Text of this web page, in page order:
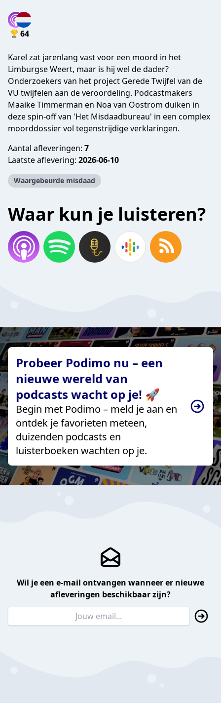
64
Karel zat jarenlang vast voor een moord in het
Limburgse Weert, maar is hij wel de dader?
Onderzoekers van het project Gerede Twijfel van de
VU twijfelen aan de veroordeling. Podcastmakers
Maaike Timmerman en Noa van Oostrom duiken in
deze spin-off van 'Het Misdaadbureau' in een complex
moorddossier vol tegenstrijdige verklaringen.
Aantal afleveringen: 7
Laatste aflevering: 2026-06-10
Waargebeurde misdaad
Waar kun je luisteren?
Probeer Podimo nu – een
nieuwe wereld van
podcasts wacht op je! 🚀
Begin met Podimo – meld je aan en
ontdek je favorieten meteen,
duizenden podcasts en
luisterboeken wachten op je.
Wil je een e-mail ontvangen wanneer er nieuwe
afleveringen beschikbaar zijn?